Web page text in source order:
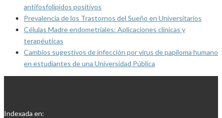
antifosfolípidos positivos
Prevalencia de los Trastornos del Sueño en Universitarios
Células Madre endometriales: Aplicaciones clínicas y
terapéuticas
Cambios sugestivos de infección por virus de papiloma humano
en estudiantes de una Universidad Pública
Indexada en: